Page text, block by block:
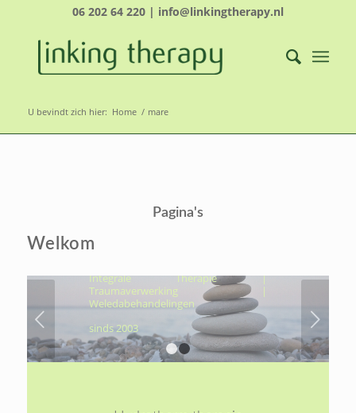
06 202 64 220 | info@linkingtherapy.nl
U bevindt zich hier: Home / mare
Pagina's
Welkom
ÉCHT NAAR JOUW
KERN, OM VOLUIT TE
LEVEN
Integrale Therapie |
Traumaverwerking |
Weledabehandelingen
sinds 2003
Volgende
1 2